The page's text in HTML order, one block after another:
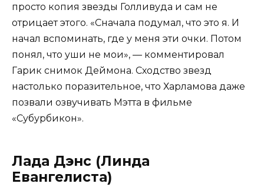
просто копия звезды Голливуда и сам не
отрицает этого. «Сначала подумал, что это я. И
начал вспоминать, где у меня эти очки. Потом
понял, что уши не мои», — комментировал
Гарик снимок Деймона. Сходство звезд
настолько поразительное, что Харламова даже
позвали озвучивать Мэтта в фильме
«Субурбикон».
Лада Дэнс (Линда
Евангелиста)